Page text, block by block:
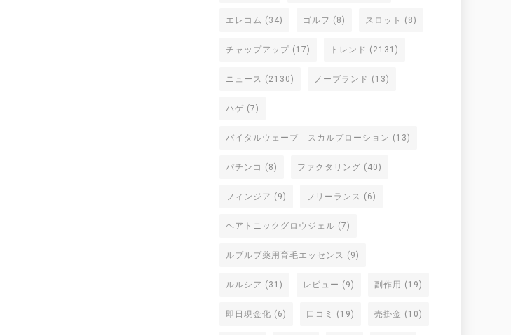
エレコム (34) ゴルフ (8) スロット (8)
チャップアップ (17) トレンド (2131)
ニュース (2130) ノーブランド (13)
ハゲ (7)
バイタルウェーブ スカルプローション (13)
パチンコ (8) ファクタリング (40)
フィンジア (9) フリーランス (6)
ヘアトニックグロウジェル (7)
ルプルプ薬用育毛エッセンス (9)
ルルシア (31) レビュー (9) 副作用 (19)
即日現金化 (6) 口コミ (19) 売掛金 (10)